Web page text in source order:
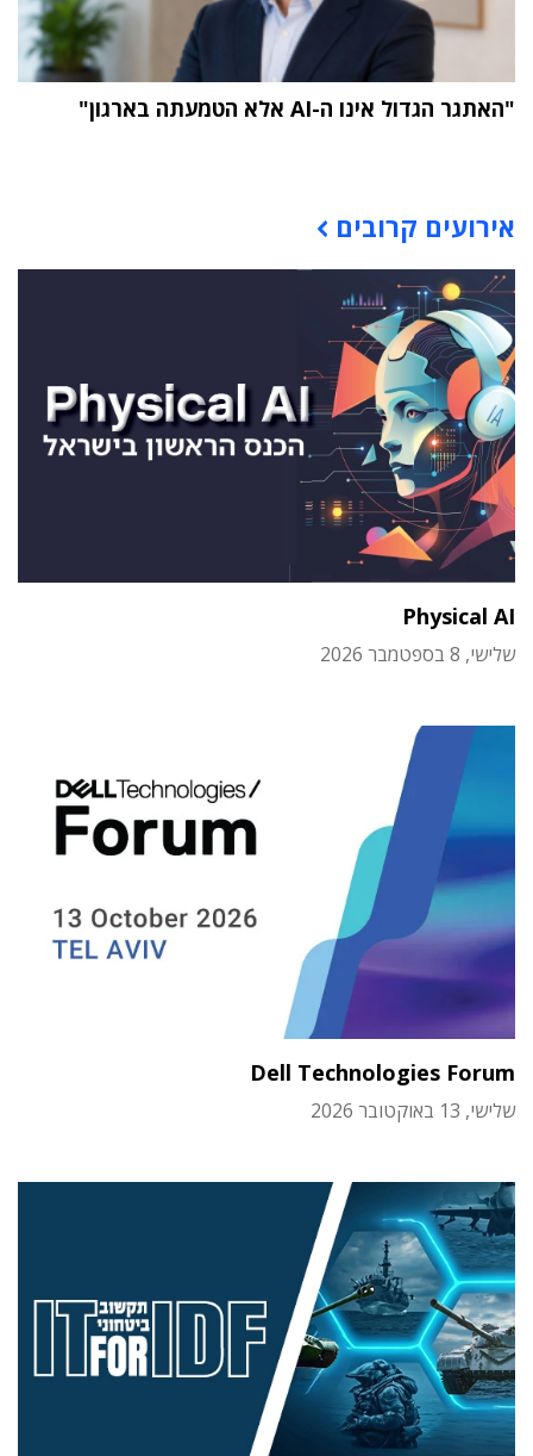
"האתגר הגדול אינו ה-AI אלא הטמעתה בארגון"
אירועים קרובים
Physical AI
שלישי, 8 בספטמבר 2026
Dell Technologies Forum
שלישי, 13 באוקטובר 2026